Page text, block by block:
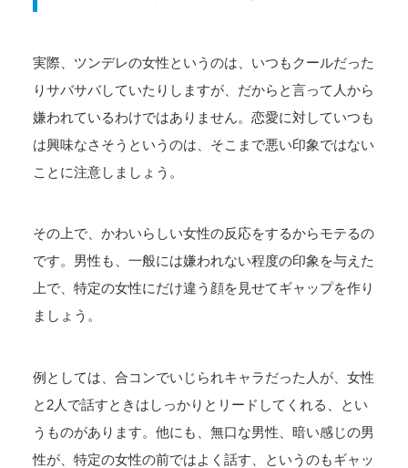
実際、ツンデレの女性というのは、いつもクールだった
りサバサバしていたりしますが、だからと言って人から
嫌われているわけではありません。恋愛に対していつも
は興味なさそうというのは、そこまで悪い印象ではない
ことに注意しましょう。
その上で、かわいらしい女性の反応をするからモテるの
です。男性も、一般には嫌われない程度の印象を与えた
上で、特定の女性にだけ違う顔を見せてギャップを作り
ましょう。
例としては、合コンでいじられキャラだった人が、女性
と2人で話すときはしっかりとリードしてくれる、とい
うものがあります。他にも、無口な男性、暗い感じの男
性が、特定の女性の前ではよく話す、というのもギャッ